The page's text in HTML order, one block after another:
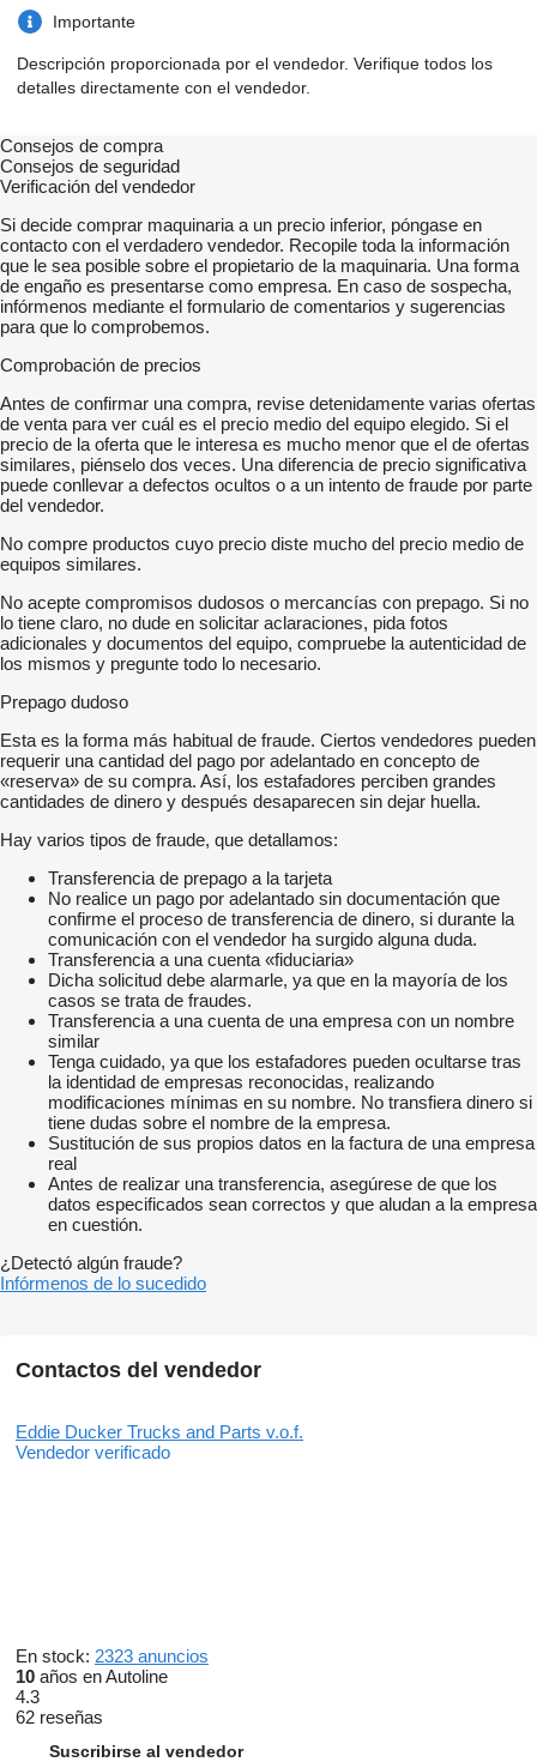
Importante
Descripción proporcionada por el vendedor. Verifique todos los
detalles directamente con el vendedor.
Consejos de compra
Consejos de seguridad
Verificación del vendedor
Si decide comprar maquinaria a un precio inferior, póngase en
contacto con el verdadero vendedor. Recopile toda la información
que le sea posible sobre el propietario de la maquinaria. Una forma
de engaño es presentarse como empresa. En caso de sospecha,
infórmenos mediante el formulario de comentarios y sugerencias
para que lo comprobemos.
Comprobación de precios
Antes de confirmar una compra, revise detenidamente varias ofertas
de venta para ver cuál es el precio medio del equipo elegido. Si el
precio de la oferta que le interesa es mucho menor que el de ofertas
similares, piénselo dos veces. Una diferencia de precio significativa
puede conllevar a defectos ocultos o a un intento de fraude por parte
del vendedor.
No compre productos cuyo precio diste mucho del precio medio de
equipos similares.
No acepte compromisos dudosos o mercancías con prepago. Si no
lo tiene claro, no dude en solicitar aclaraciones, pida fotos
adicionales y documentos del equipo, compruebe la autenticidad de
los mismos y pregunte todo lo necesario.
Prepago dudoso
Esta es la forma más habitual de fraude. Ciertos vendedores pueden
requerir una cantidad del pago por adelantado en concepto de
«reserva» de su compra. Así, los estafadores perciben grandes
cantidades de dinero y después desaparecen sin dejar huella.
Hay varios tipos de fraude, que detallamos:
Transferencia de prepago a la tarjeta
No realice un pago por adelantado sin documentación que
confirme el proceso de transferencia de dinero, si durante la
comunicación con el vendedor ha surgido alguna duda.
Transferencia a una cuenta «fiduciaria»
Dicha solicitud debe alarmarle, ya que en la mayoría de los
casos se trata de fraudes.
Transferencia a una cuenta de una empresa con un nombre
similar
Tenga cuidado, ya que los estafadores pueden ocultarse tras
la identidad de empresas reconocidas, realizando
modificaciones mínimas en su nombre. No transfiera dinero si
tiene dudas sobre el nombre de la empresa.
Sustitución de sus propios datos en la factura de una empresa
real
Antes de realizar una transferencia, asegúrese de que los
datos especificados sean correctos y que aludan a la empresa
en cuestión.
¿Detectó algún fraude?
Infórmenos de lo sucedido
Contactos del vendedor
Eddie Ducker Trucks and Parts v.o.f.
Vendedor verificado
En stock: 2323 anuncios
10 años en Autoline
4.3
62 reseñas
Suscribirse al vendedor